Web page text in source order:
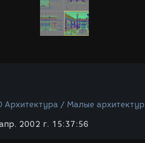
Архитектура / Малые
2002 г. 15:37:56